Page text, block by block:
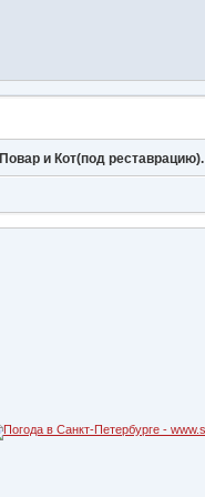
Повар и Кот(под реставрацию).